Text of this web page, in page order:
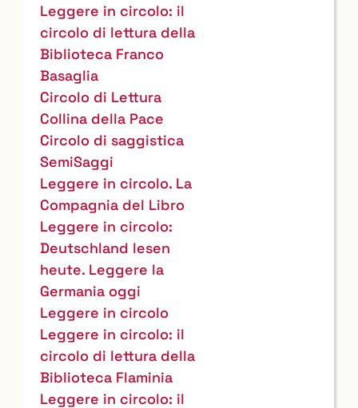
Leggere in circolo: il
circolo di lettura della
Biblioteca Franco
Basaglia
Circolo di Lettura
Collina della Pace
Circolo di saggistica
SemiSaggi
Leggere in circolo. La
Compagnia del Libro
Leggere in circolo:
Deutschland lesen
heute. Leggere la
Germania oggi
Leggere in circolo
Leggere in circolo: il
circolo di lettura della
Biblioteca Flaminia
Leggere in circolo: il